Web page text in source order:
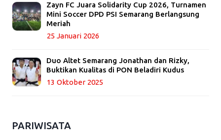
Zayn FC Juara Solidarity Cup 2026, Turnamen
Mini Soccer DPD PSI Semarang Berlangsung
Meriah
25 Januari 2026
Duo Altet Semarang Jonathan dan Rizky,
Buktikan Kualitas di PON Beladiri Kudus
13 Oktober 2025
PARIWISATA